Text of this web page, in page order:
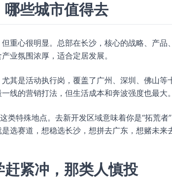
哪些城市值得去
重心很明显。总部在长沙，核心的战略、产
业氛围浓厚，适合定居发展。
其是活动执行岗，覆盖了广州、深圳、佛山
线的营销打法，但生活成本和奔波强度也最大。
类特殊地点。去新开发区域意味着你是“拓荒
选赛道，想稳选长沙，想拼去广东，想赌未来
赶紧冲，那类人慎投